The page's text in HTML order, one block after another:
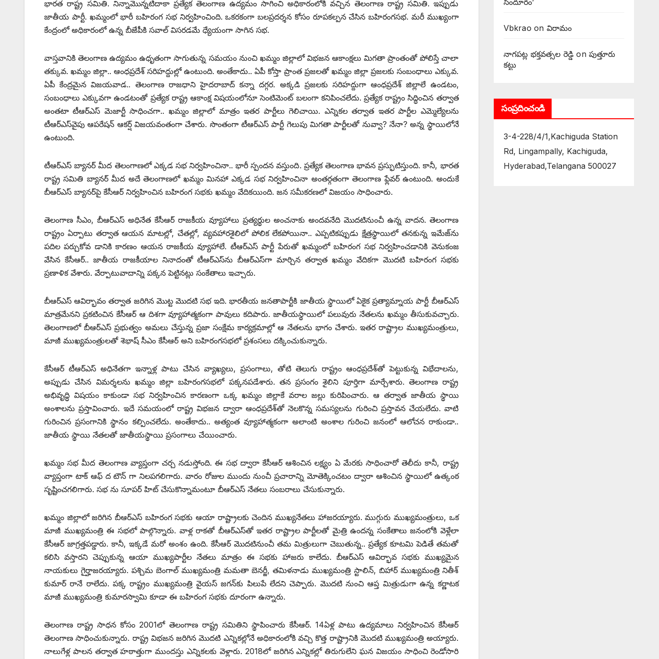
భారత రాష్ట్ర సమితి. నిన్నామొన్నటిదాకా ప్రత్యేక తెలంగాణ ఉద్యమం సాగించి అధికారంలోకి వచ్చిన తెలంగాణ రాష్ట్ర సమితి. ఇప్పుడు
జాతీయ పార్టీ. ఖమ్మంలో భారీ బహిరంగ సభ నిర్వహించింది. ఒకరకంగా బలప్రదర్శన కోసం రూపకల్పన చేసిన బహిరంగసభ. మరీ ముఖ్యంగా
కేంద్రంలో అధికారంలో ఉన్న బీజేపీకి సవాల్‌ ‌విసరడమే ధ్యేయంగా సాగిన సభ.
వాస్తవానికి తెలంగాణ ఉద్యమం ఉధృతంగా సాగుతున్న సమయం నుంచి ఖమ్మం జిల్లాలో విభజన ఆకాంక్షలు మిగతా ప్రాంతంతో పోలిస్తే చాలా
తక్కువ. ఖమ్మం జిల్లా.. ఆంధప్రదేశ్‌ ‌సరిహద్దుల్లో ఉంటుంది. అంతేకాదు.. ఏపీ కోస్తా ప్రాంత ప్రజలతో ఖమ్మం జిల్లా ప్రజలకు సంబంధాలు ఎక్కువ.
ఏపీ కేంద్రమైన విజయవాడ.. తెలంగాణ రాజధాని హైదరాబాద్‌ ‌కన్నా దగ్గర. అక్కడి ప్రజలకు సరిహద్దుగా ఆంధప్రదేశ్‌ ‌జిల్లాలే ఉండటం,
సంబంధాలు ఎక్కువగా ఉండటంతో ప్రత్యేక రాష్ట్ర ఆకాంక్ష విషయంలోనూ సెంటిమెంట్‌ ‌బలంగా కనిపించలేదు. ప్రత్యేక రాష్ట్రం సిద్ధించిన తర్వాత
అంతటా టీఆర్‌ఎస్‌ ‌మెజార్టీ సాధించగా.. ఖమ్మం జిల్లాలో మాత్రం ఇతర పార్టీలు గెలిచాయి. ఎన్నికల తర్వాత ఇతర పార్టీల ఎమ్మెల్యేలను
టీఆర్‌ఎస్‌వైపు ఆపరేషన్‌ ఆకర్ష్ ‌విజయవంతంగా చేశారు. సొంతంగా టీఆర్‌ఎస్‌ ‌పార్టీ గెలుపు మిగతా పార్టీలతో నువ్వా? నేనా? అన్న స్థాయిలోనే
ఉంటుంది.
టీఆర్‌ఎస్‌ ‌బ్యానర్‌ ‌మీద తెలంగాణలో ఎక్కడ సభ నిర్వహించినా.. భారీ స్పందన వస్తుంది. ప్రత్యేక తెలంగాణ భావన ప్రస్ఫుటిస్తుంది. కానీ, భారత
రాష్ట్ర సమితి బ్యానర్‌ ‌మీద అదే తెలంగాణలో ఖమ్మం మినహా ఎక్కడ సభ నిర్వహించినా అంతర్గతంగా తెలంగాణ ఫ్లేవర్‌ ఉం‌టుంది. అందుకే
బీఆర్‌ఎస్‌ ‌బ్యానర్‌పై కేసీఆర్‌ ‌నిర్వహించిన బహిరంగ సభకు ఖమ్మం వేదికయింది. జన సమీకరణలో విజయం సాధించారు.
తెలంగాణ సీఎం, బీఆర్‌ఎస్‌ అధినేత కేసీఆర్‌ ‌రాజకీయ వ్యూహాలు ప్రత్యర్థుల అంచనాకు అందవనేది మొదటినుంచీ ఉన్న వాదన. తెలంగాణ
రాష్ట్రం ఏర్పాటు తర్వాత ఆయన మాటల్లో, చేతల్లో, వ్యవహారశైలిలో పోలిక లేకపోయినా.. ఎప్పటికప్పుడు క్షేత్రస్థాయిలో తనకున్న ఇమేజ్‌ను
పదిల పర్చుకోవ డానికి కారణం ఆయన రాజకీయ వ్యూహాలే. టీఆర్‌ఎస్‌ ‌పార్టీ పేరుతో ఖమ్మంలో బహిరంగ సభ నిర్వహించడానికి వెనుకంజ
వేసిన కేసీఆర్‌.. ‌జాతీయ రాజకీయాల నినాదంతో టీఆర్‌ఎస్‌ను బీఆర్‌ఎస్‌గా మార్చిన తర్వాత ఖమ్మం వేదికగా మొదటి బహిరంగ సభకు
ప్రణాళిక వేశారు. వేర్పాటువాదాన్ని పక్కన పెట్టినట్లు సంకేతాలు ఇచ్చారు.
బీఆర్‌ఎస్‌ ఆవిర్భావం తర్వాత జరిగిన మొట్ట మొదటి సభ ఇది. భారతీయ జనతాపార్టీకి జాతీయ స్థాయిలో ఏకైక ప్రత్యామ్నాయ పార్టీ బీఆర్‌ఎస్‌
‌మాత్రమేనని ప్రకటించిన కేసీఆర్‌ ఆ ‌దిశగా వ్యూహాత్మకంగా పావులు కదిపారు. జాతీయస్థాయిలో పలువురు నేతలను ఖమ్మం తీసుకువచ్చారు.
తెలంగాణలో బీఆర్‌ఎస్‌ ‌ప్రభుత్వం అమలు చేస్తున్న ప్రజా సంక్షేమ కార్యక్రమాల్లో ఆ నేతలను భాగం చేశారు. ఇతర రాష్ట్రాల ముఖ్యమంత్రులు,
మాజీ ముఖ్యమంత్రులతో శెభాష్‌ ‌సీఎం కేసీఆర్‌ అని బహిరంగసభలో ప్రశంసలు దక్కించుకున్నారు.
కేసీఆర్‌ ‌టీఆర్‌ఎస్‌ అధినేతగా ఇన్నాళ్ల పాటు చేసిన వ్యాఖ్యలు, ప్రసంగాలు, తోటి తెలుగు రాష్ట్రం ఆంధప్రదేశ్‌తో పెట్టుకున్న విభేదాలను,
అప్పుడు చేసిన విమర్శలను ఖమ్మం జిల్లా బహిరంగసభలో పక్కనపడేశారు. తన ప్రసంగం శైలిని పూర్తిగా మార్చేశారు. తెలంగాణ రాష్ట్ర
అభివృద్ధి విషయం కాకుండా సభ నిర్వహించిన కారణంగా ఒక్క ఖమ్మం జిల్లాకే వరాల జల్లు కురిపించారు. ఆ తర్వాత జాతీయ స్థాయి
అంశాలను ప్రస్తావించారు. ఇదే సమయంలో రాష్ట్ర విభజన ద్వారా ఆంధప్రదేశ్‌తో నెలకొన్న సమస్యలను గురించి ప్రస్తావన చేయలేదు. వాటి
గురించిన ప్రసంగానికి స్థానం కల్పించలేదు. అంతేకాదు.. అత్యంత వ్యూహాత్మకంగా అలాంటి అంశాల గురించి జనంలో ఆలోచన రాకుండా..
జాతీయ స్థాయి నేతలతో జాతీయస్థాయి ప్రసంగాలు చేయించారు.
ఖమ్మం సభ మీద తెలంగాణ వ్యాప్తంగా చర్చ నడుస్తోంది. ఈ సభ ద్వారా కేసీఆర్‌ ఆశించిన లక్ష్యం ఏ మేరకు సాధించారో తెలీదు కానీ, రాష్ట్ర
వ్యాప్తంగా టాక్‌ ఆఫ్‌ ‌ద టౌన్‌ ‌గా నిలపగలిగారు. వారం రోజుల ముందు నుంచీ ప్రచారాన్ని మోతెక్కించటం ద్వారా ఆశించిన స్థాయిలో ఉత్కంఠ
సృష్టించగలిగారు. సభ ను సూపర్‌ ‌హిట్‌ ‌చేసుకొన్నామంటూ బీఆర్‌ఎస్‌ ‌నేతలు సంబరాలు చేసుకున్నారు.
ఖమ్మం జిల్లాలో జరిగిన బీఆర్‌ఎస్‌ ‌బహిరంగ సభకు ఆయా రాష్ట్రాలకు చెందిన ముఖ్యనేతలు హాజరయ్యారు. ముగ్గురు ముఖ్యమంత్రులు, ఒక
మాజీ ముఖ్యమంత్రి ఈ సభలో పాల్గొన్నారు. వాళ్ల రాకతో బీఆర్‌ఎస్‌తో ఇతర రాష్ట్రాల పార్టీలతో మైత్రి ఉందన్న సంకేతాలు జనంలోకి వెళ్లేలా
కేసీఆర్‌ ‌జాగ్రత్తపడ్డారు. కానీ, ఇక్కడే మరో అంశం ఉంది. కేసీఆర్‌ ‌మొదటినుంచీ తమ మిత్రులుగా చెబుతున్న.. ప్రత్యేక కూటమి పెడితే తమతో
కలిసి వస్తారని చెప్పుకున్న ఆయా ముఖ్యపార్టీల నేతలు మాత్రం ఈ సభకు హాజరు కాలేదు. బీఆర్‌ఎస్‌ ఆవిర్భావ సభకు ముఖ్యమైన
నాయకులు గైర్హాజరయ్యారు. పశ్చిమ బెంగాల్‌ ‌ముఖ్యమంత్రి మమతా బెనర్జీ, తమిళనాడు ముఖ్యమంత్రి స్టాలిన్‌, ‌బిహార్‌ ‌ముఖ్యమంత్రి నితీశ్‌
‌కుమార్‌ ‌రానే రాలేదు. పక్క రాష్ట్రం ముఖ్యమంత్రి వైయస్‌ ‌జగన్‌కు పిలుపే లేదని చెప్పారు. మొదటి నుంచి ఆప్త మిత్రుడుగా ఉన్న కర్ణాటక
మాజీ ముఖ్యమంత్రి కుమారస్వామి కూడా ఈ బహిరంగ సభకు దూరంగా ఉన్నారు.
తెలంగాణ రాష్ట్ర సాధన కోసం 2001లో తెలంగాణ రాష్ట్ర సమితిని స్థాపించారు కేసీఆర్‌. 14ఏళ్ల పాటు ఉద్యమాలు నిర్వహించిన కేసీఆర్‌
‌తెలంగాణ సాధించుకున్నారు. రాష్ట్ర విభజన జరిగిన మొదటి ఎన్నికల్లోనే అధికారంలోకి వచ్చి కొత్త రాష్ట్రానికి మొదటి ముఖ్యమంత్రి అయ్యారు.
నాలుగేళ్ల పాలన తర్వాత హఠాత్తుగా ముందస్తు ఎన్నికలకు వెళ్లారు. 2018లో జరిగిన ఎన్నికల్లో తిరుగులేని ఘన విజయం సాధించి రెండోసారి
సిందూరం’
Vbkrao on విరామం
నాగపట్ల భక్తవత్సల రెడ్డి on పుత్తూరు
కట్టు
సంప్రదించండి
3-4-228/4/1,Kachiguda Station
Rd, Lingampally, Kachiguda,
Hyderabad,Telangana 500027